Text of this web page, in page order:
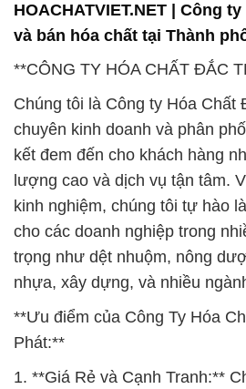
HOACHATVIET.NET | Công
và bán hóa chất tại Thành
**CÔNG TY HÓA CHẤT ĐẮC
Chúng tôi là Công ty Hóa Chất
chuyên kinh doanh và phân
kết đem đến cho khách hàng
lượng cao và dịch vụ tận tâm.
kinh nghiệm, chúng tôi tự hào
cho các doanh nghiệp trong
trọng như dệt nhuộm, nông
nhựa, xây dựng, và nhiều
**Ưu điểm của Công Ty Hóa
Phát:**
1. **Giá Rẻ và Cạnh Tranh:**